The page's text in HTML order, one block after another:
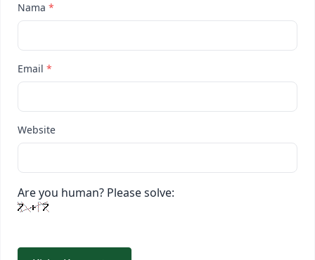
Nama *
Email *
Website
Are you human? Please solve: